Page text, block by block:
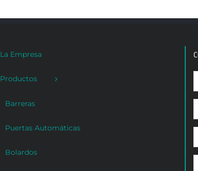
La Empresa
Productos
Barreras
Puertas Automáticas
Bolardos